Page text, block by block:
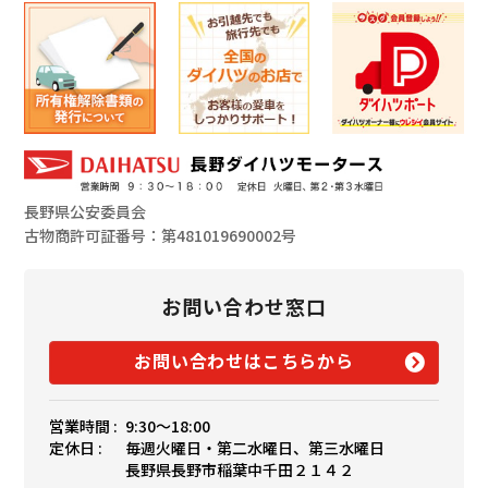
長野県公安委員会
古物商許可証番号：第481019690002号
お問い合わせ窓口
お問い合わせはこちらから
営業時間 : 9:30〜18:00
定休日 :
毎週火曜日・第二水曜日、第三水曜日
長野県長野市稲葉中千田２１４２